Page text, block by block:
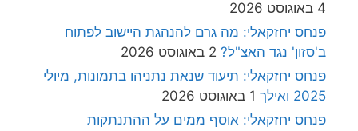
4 באוגוסט 2026
פנחס יחזקאלי: מה גרם להנהגת היישוב לפתוח
ב'סזון' נגד האצ"ל? 2 באוגוסט 2026
פנחס יחזקאלי: תיעוד שנאת נתניהו בתמונות, מיולי
2025 ואילך
1 באוגוסט 2026
פנחס יחזקאלי: אוסף ממים על ההתנתקות